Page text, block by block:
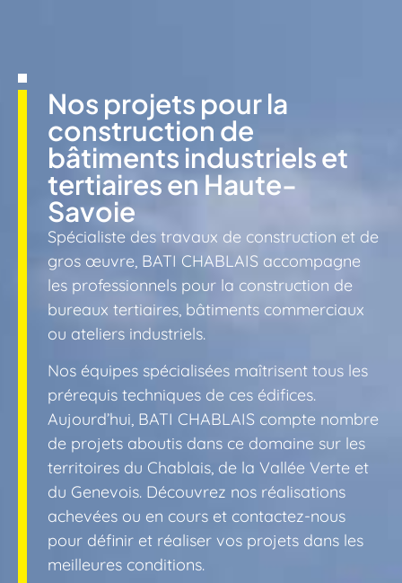
Nos projets pour la
construction de
bâtiments industriels et
tertiaires en Haute-
Savoie
Spécialiste des travaux de construction et de
gros œuvre, BATI CHABLAIS accompagne
les professionnels pour la construction de
bureaux tertiaires, bâtiments commerciaux
ou ateliers industriels.
Nos équipes spécialisées maîtrisent tous les
prérequis techniques de ces édifices.
Aujourd’hui, BATI CHABLAIS compte nombre
de projets aboutis dans ce domaine sur les
territoires du Chablais, de la Vallée Verte et
du Genevois. Découvrez nos réalisations
achevées ou en cours et contactez-nous
pour définir et réaliser vos projets dans les
meilleures conditions.